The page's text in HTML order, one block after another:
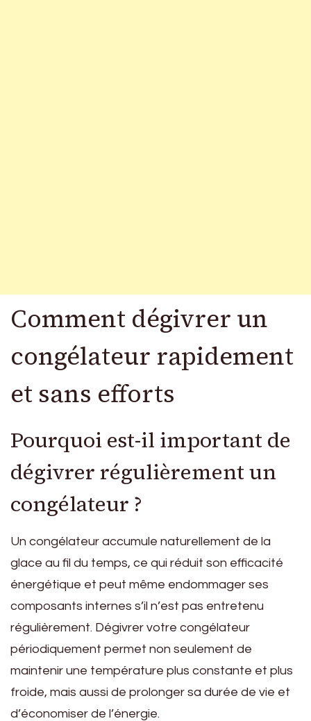
Comment dégivrer un
congélateur rapidement
et sans efforts
Pourquoi est-il important de
dégivrer régulièrement un
congélateur ?
Un congélateur accumule naturellement de la
glace au fil du temps, ce qui réduit son efficacité
énergétique et peut même endommager ses
composants internes s’il n’est pas entretenu
régulièrement. Dégivrer votre congélateur
périodiquement permet non seulement de
maintenir une température plus constante et plus
froide, mais aussi de prolonger sa durée de vie et
d’économiser de l’énergie.